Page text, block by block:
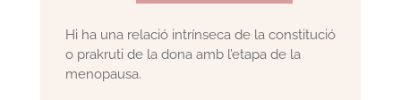
Hi ha una relació intrínseca de la constitució
o prakruti de la dona amb l’etapa de la
menopausa.